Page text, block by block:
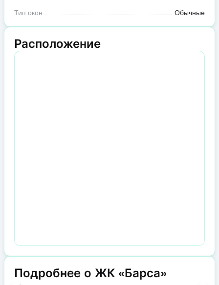
Тип окон Обычные
Расположение
Подробнее о ЖК «Барса»